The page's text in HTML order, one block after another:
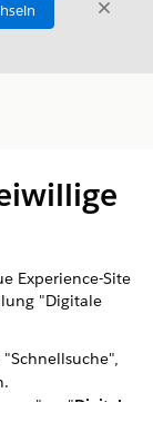
Experience-Site
"Digitale
zu "Digitale